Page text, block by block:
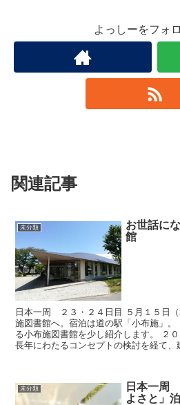
よっしーをフォ
関連記事
未分類
お世話に
館
日本一周 ２３・２４日目 ５月１５日
施図書館へ。宿泊は道の駅「小布施」
る小布施図書館を少し紹介します。 ２
長年にわたるコンセプトの検討を経て、
未分類
日本一周
よさと」泊